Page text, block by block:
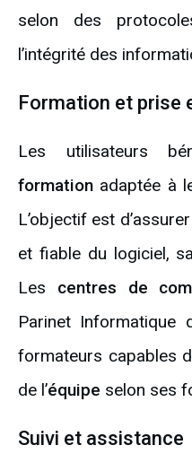
selon des
l’intégrité des
Formation et prise
Les utilisateurs
formation adaptée à
L’objectif est
et fiable du logiciel,
Les centres de
Parinet Informatique
formateurs capables
de l’équipe selon ses
Suivi et assistance